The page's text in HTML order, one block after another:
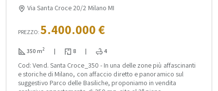
Via Santa Croce 20/2 Milano MI
PREZZO:5.400.000 €
350 m2 | 8 | 4
Cod: Vend. Santa Croce_350 - In una delle zone più affascinanti
e storiche di Milano, con affaccio diretto e panoramico sul
suggestivo Parco delle Basiliche, proponiamo in vendita